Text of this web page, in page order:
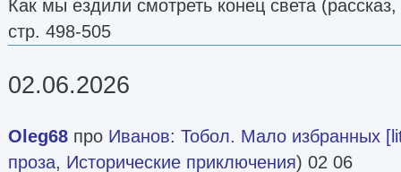
Как мы ездили смотреть конец света
стр. 498-505
02.06.2026
Oleg68 про Иванов: Тобол. Мало избранных
проза, Исторические приключения) 02 06